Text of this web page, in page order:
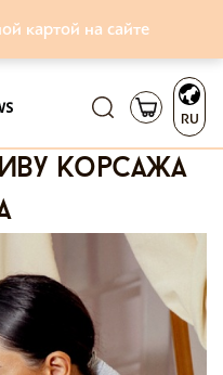
картой на сайте
RU
корсажа